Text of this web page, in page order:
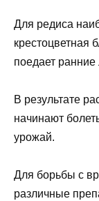
Для редиса
крестоцветная
поедает ранние
В результате
начинают
урожай.
Для борьбы с
различные